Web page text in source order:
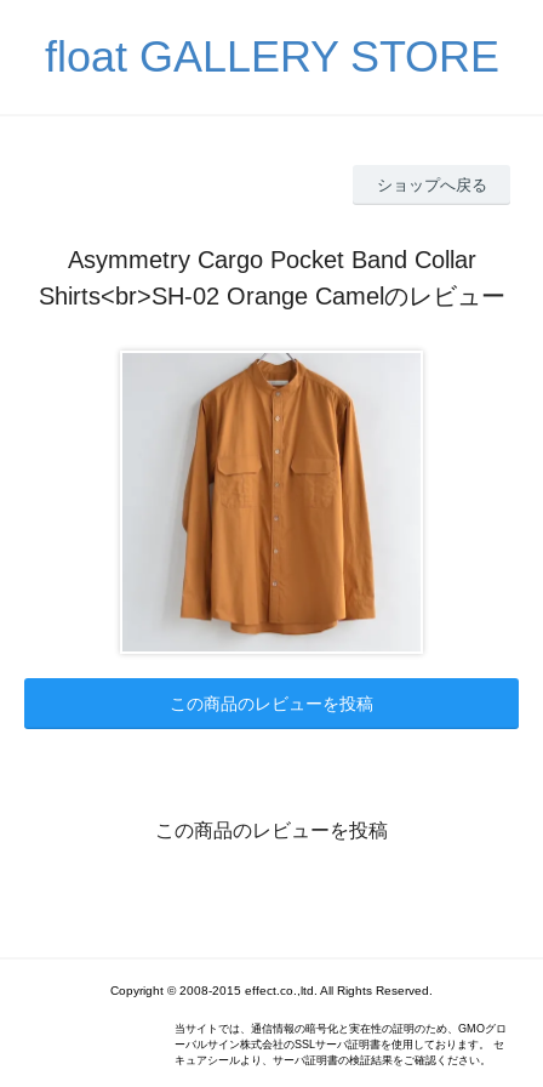
float GALLERY STORE
ショップへ戻る
Asymmetry Cargo Pocket Band Collar
Shirts<br>SH-02 Orange Camelのレビュー
この商品のレビューを投稿
この商品のレビューを投稿
Copyright © 2008-2015 effect.co.,ltd. All Rights Reserved.
当サイトでは、通信情報の暗号化と実在性の証明のため、GMOグロ
ーバルサイン株式会社のSSLサーバ証明書を使用しております。 セ
キュアシールより、サーバ証明書の検証結果をご確認ください。